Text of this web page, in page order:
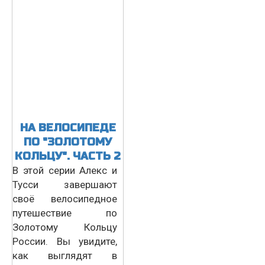
НА ВЕЛОСИПЕДЕ
ПО "ЗОЛОТОМУ
КОЛЬЦУ". ЧАСТЬ 2
В этой серии Алекс и
Тусси завершают
своё велосипедное
путешествие по
Золотому Кольцу
России. Вы увидите,
как выглядят в